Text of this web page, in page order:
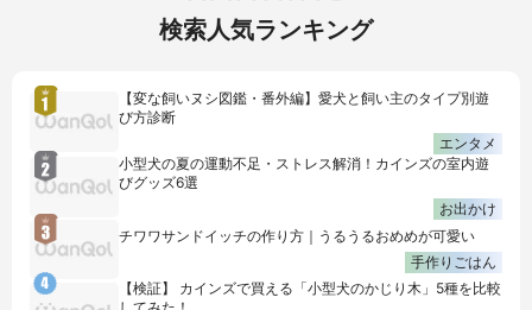
検索人気ランキング
【変な飼いヌシ図鑑・番外編】愛犬と飼い主のタイプ別遊
び方診断
エンタメ
小型犬の夏の運動不足・ストレス解消！カインズの室内遊
びグッズ6選
お出かけ
チワワサンドイッチの作り方｜うるうるおめめが可愛い
手作りごはん
【検証】 カインズで買える「小型犬のかじり木」5種を比較